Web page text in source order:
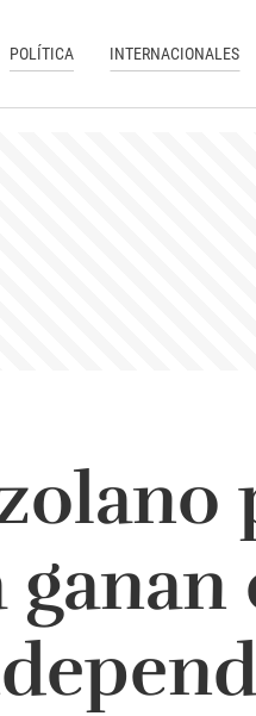
POLÍTICA INTERNACIONALES